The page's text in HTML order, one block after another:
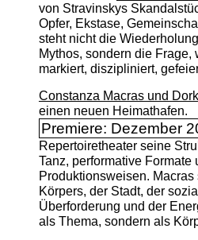
von Stravinskys
Opfer, Ekstase,
steht nicht die
Mythos, sondern die
markiert, diszipliniert,
Constanza Macras und
einen neuen Heimathafen.
Premiere: Dezember
Repertoiretheater seine
Tanz, performative Formate
Produktionsweisen.
Körpers, der Stadt, der
Überforderung und der
als Thema, sondern als